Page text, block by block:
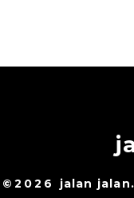
©2026 jalan jalan